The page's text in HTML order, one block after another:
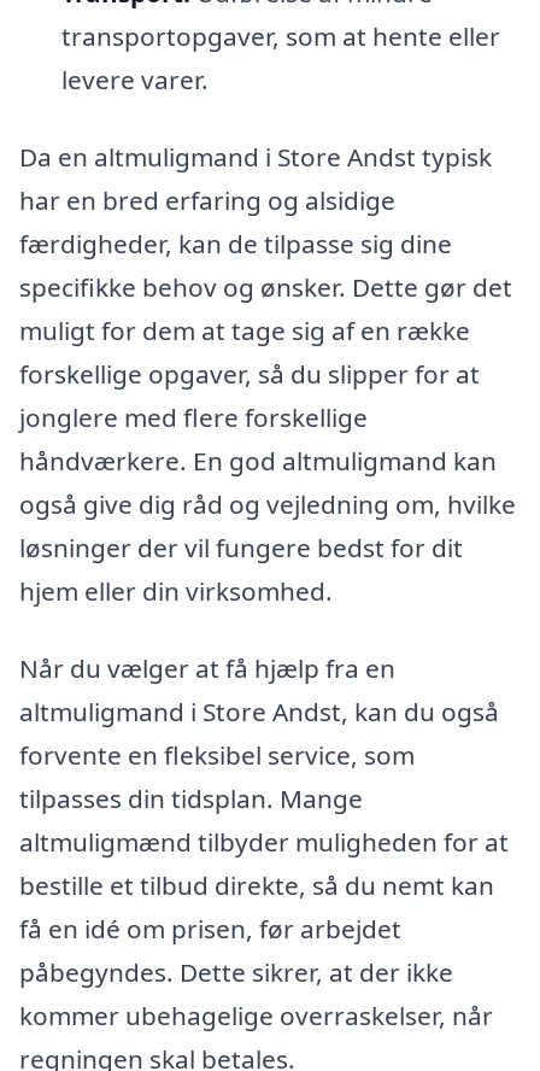
transportopgaver, som at hente eller
levere varer.
Da en altmuligmand i Store Andst typisk
har en bred erfaring og alsidige
færdigheder, kan de tilpasse sig dine
specifikke behov og ønsker. Dette gør det
muligt for dem at tage sig af en række
forskellige opgaver, så du slipper for at
jonglere med flere forskellige
håndværkere. En god altmuligmand kan
også give dig råd og vejledning om, hvilke
løsninger der vil fungere bedst for dit
hjem eller din virksomhed.
Når du vælger at få hjælp fra en
altmuligmand i Store Andst, kan du også
forvente en fleksibel service, som
tilpasses din tidsplan. Mange
altmuligmænd tilbyder muligheden for at
bestille et tilbud direkte, så du nemt kan
få en idé om prisen, før arbejdet
påbegyndes. Dette sikrer, at der ikke
kommer ubehagelige overraskelser, når
regningen skal betales.